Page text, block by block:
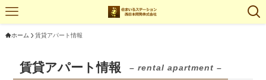
ホーム 賃貸アパート情報
賃貸アパート情報 – rental apartment –